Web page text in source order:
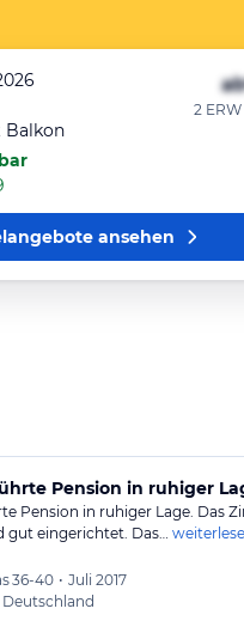
2
ansehen
Pension in ruhiger
Pension in ruhiger Lage. Das
gut eingerichtet. Das…
36-40 • Juli 2017
Deutschland